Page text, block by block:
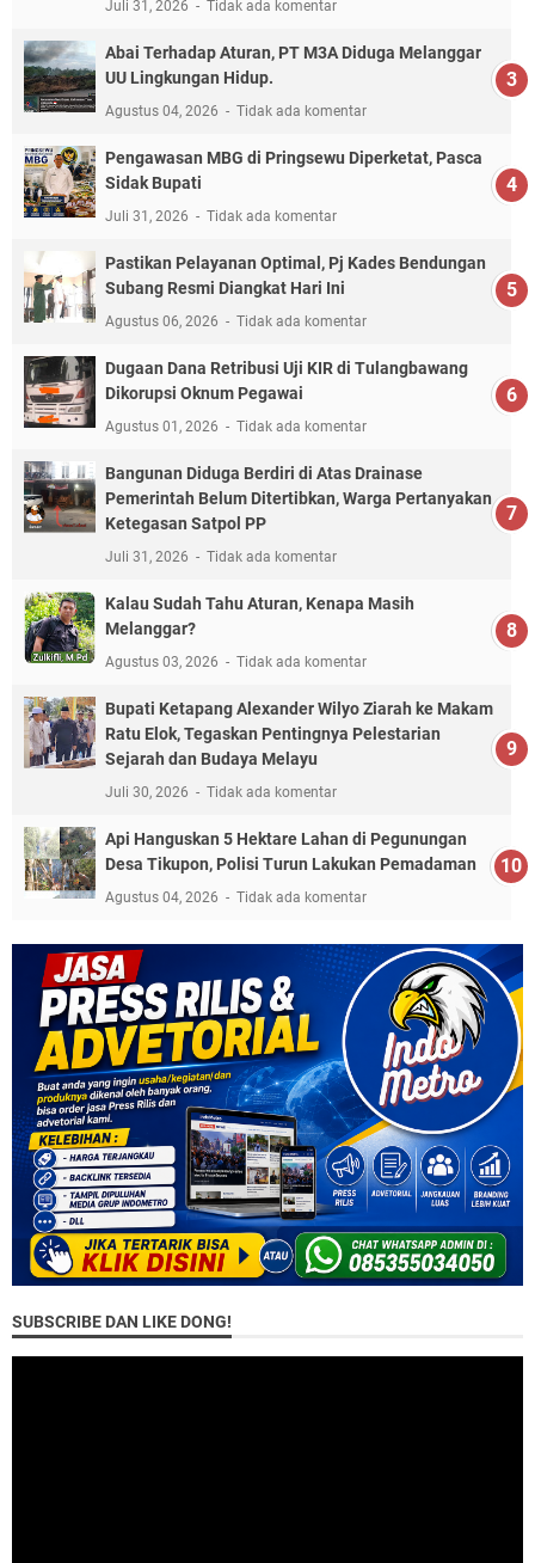
Juli 31, 2026 Tidak ada komentar
Abai Terhadap Aturan, PT M3A Diduga Melanggar
UU Lingkungan Hidup.
Agustus 04, 2026 Tidak ada komentar
Pengawasan MBG di Pringsewu Diperketat, Pasca
Sidak Bupati
Juli 31, 2026 Tidak ada komentar
Pastikan Pelayanan Optimal, Pj Kades Bendungan
Subang Resmi Diangkat Hari Ini
Agustus 06, 2026 Tidak ada komentar
Dugaan Dana Retribusi Uji KIR di Tulangbawang
Dikorupsi Oknum Pegawai
Agustus 01, 2026 Tidak ada komentar
Bangunan Diduga Berdiri di Atas Drainase
Pemerintah Belum Ditertibkan, Warga Pertanyakan
Ketegasan Satpol PP
Juli 31, 2026 Tidak ada komentar
Kalau Sudah Tahu Aturan, Kenapa Masih
Melanggar?
Agustus 03, 2026 Tidak ada komentar
Bupati Ketapang Alexander Wilyo Ziarah ke Makam
Ratu Elok, Tegaskan Pentingnya Pelestarian
Sejarah dan Budaya Melayu
Juli 30, 2026 Tidak ada komentar
Api Hanguskan 5 Hektare Lahan di Pegunungan
Desa Tikupon, Polisi Turun Lakukan Pemadaman
Agustus 04, 2026 Tidak ada komentar
SUBSCRIBE DAN LIKE DONG!